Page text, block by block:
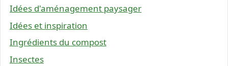
Idées d'aménagement paysager
Idées et inspiration
Ingrédients du compost
Insectes